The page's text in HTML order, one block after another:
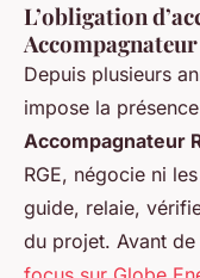
L’obligation
Accompagnateur
Depuis plusieurs
impose la
Accompagnateur
RGE, négocie ni
guide, relaie,
du projet. Avant